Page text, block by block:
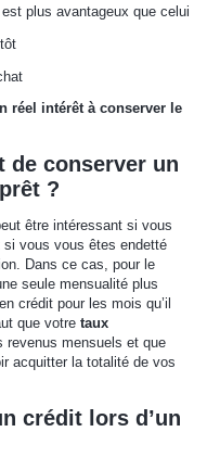
plus avantageux que celui
réel intérêt à conserver le
de conserver un
?
être intéressant si vous
vous vous êtes endetté
Dans ce cas, pour le
seule mensualité plus
crédit pour les mois qu’il
que votre taux
mensuels et que
acquitter la totalité de vos
crédit lors d’un